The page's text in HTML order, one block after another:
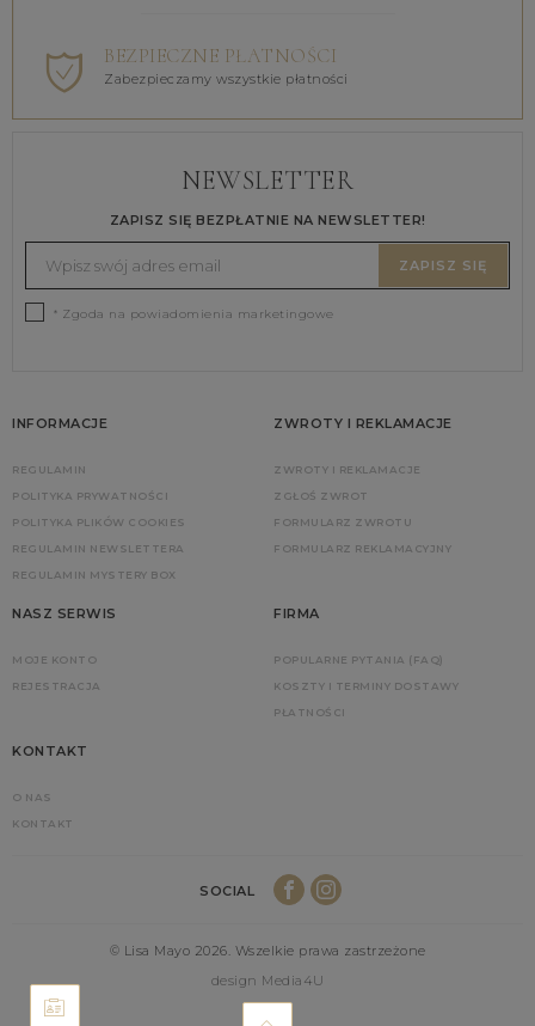
BEZPIECZNE PŁATNOŚCI
Zabezpieczamy wszystkie płatności
NEWSLETTER
ZAPISZ SIĘ BEZPŁATNIE NA NEWSLETTER!
ZAPISZ SIĘ
* Zgoda na powiadomienia marketingowe
INFORMACJE
REGULAMIN
POLITYKA PRYWATNOŚCI
POLITYKA PLIKÓW COOKIES
REGULAMIN NEWSLETTERA
REGULAMIN MYSTERY BOX
ZWROTY I REKLAMACJE
ZWROTY I REKLAMACJE
ZGŁOŚ ZWROT
FORMULARZ ZWROTU
FORMULARZ REKLAMACYJNY
NASZ SERWIS
MOJE KONTO
REJESTRACJA
FIRMA
POPULARNE PYTANIA (FAQ)
KOSZTY I TERMINY DOSTAWY
PŁATNOŚCI
KONTAKT
O NAS
KONTAKT
SOCIAL
© Lisa Mayo 2026. Wszelkie prawa zastrzeżone
design Media4U